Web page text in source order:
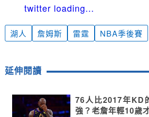
twitter loading...
湖人 詹姆斯 雷霆 NBA季後賽
延伸閱讀
76人比2017年KD
強？老詹年輕10歲